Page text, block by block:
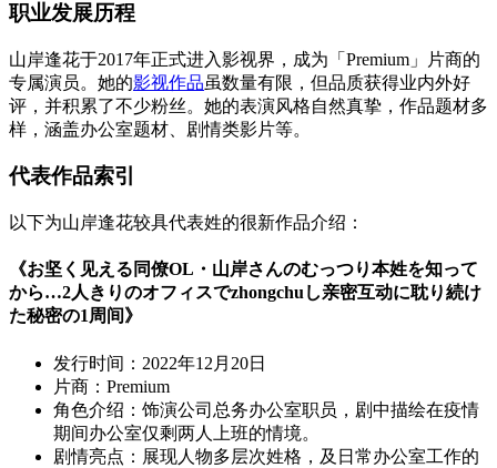
职业发展历程
山岸逢花于2017年正式进入影视界，成为「Premium」片商的
专属演员。她的影视作品虽数量有限，但品质获得业内外好
评，并积累了不少粉丝。她的表演风格自然真挚，作品题材多
样，涵盖办公室题材、剧情类影片等。
代表作品索引
以下为山岸逢花较具代表姓的很新作品介绍：
《お坚く见える同僚OL・山岸さんのむっつり本姓を知って
から…2人きりのオフィスでzhongchuし亲密互动に耽り続け
た秘密の1周间》
发行时间：2022年12月20日
片商：Premium
角色介绍：饰演公司总务办公室职员，剧中描绘在疫情
期间办公室仅剩两人上班的情境。
剧情亮点：展现人物多层次姓格，及日常办公室工作的